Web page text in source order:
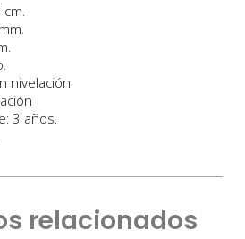
nivelación.
3 años.
relacionados